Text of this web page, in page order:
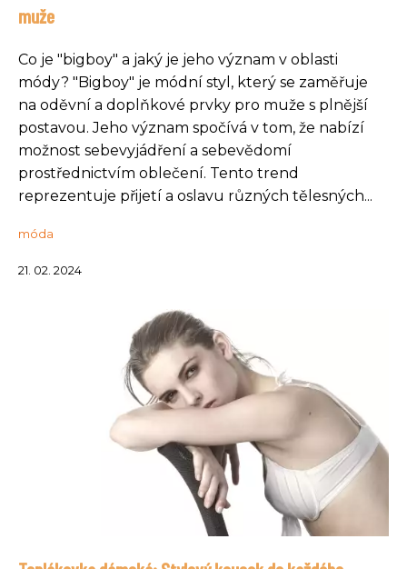
muže
Co je "bigboy" a jaký je jeho význam v oblasti
módy? "Bigboy" je módní styl, který se zaměřuje
na oděvní a doplňkové prvky pro muže s plnější
postavou. Jeho význam spočívá v tom, že nabízí
možnost sebevyjádření a sebevědomí
prostřednictvím oblečení. Tento trend
reprezentuje přijetí a oslavu různých tělesných...
móda
21. 02. 2024